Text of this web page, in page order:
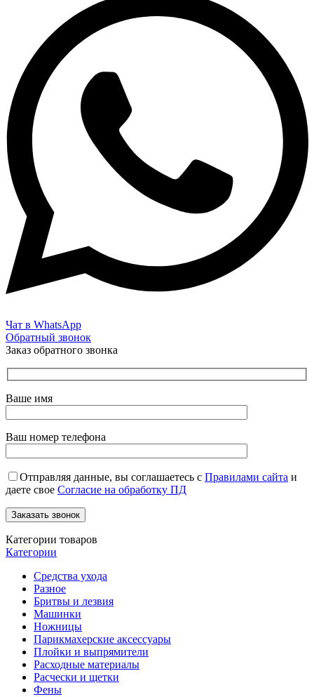
Чат в WhatsApp
Обратный звонок
Заказ обратного звонка
Ваше имя
Ваш номер телефона
Отправляя данные, вы соглашаетесь с Правилами сайта и
даете свое Согласие на обработку ПД
Категории товаров
Категории
Средства ухода
Разное
Бритвы и лезвия
Машинки
Ножницы
Парикмахерские аксессуары
Плойки и выпрямители
Расходные материалы
Расчески и щетки
Фены